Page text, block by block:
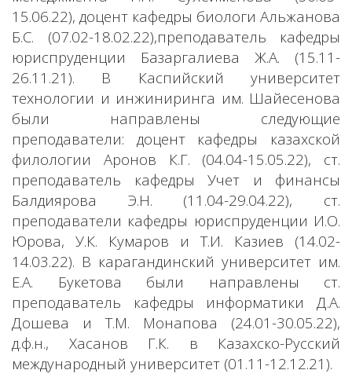
15.06.22), доцент кафедры биологи Альжанова
Б.С. (07.02-18.02.22),преподаватель кафедры
юриспруденции Базаргалиева Ж.А. (15.11-
26.11.21). В Каспийский университет
технологии и инжиниринга им. Шайесенова
были направлены следующие
преподаватели: доцент кафедры казахской
филологии Аронов К.Г. (04.04-15.05.22), ст.
преподаватель кафедры Учет и финансы
Балдиярова Э.Н. (11.04-29.04.22), ст.
преподаватели кафедры юриспруденции И.О.
Юрова, У.К. Кумаров и Т.И. Казиев (14.02-
14.03.22). В карагандинский университет им.
Е.А. Букетова были направлены ст.
преподаватель кафедры информатики Д.А.
Дошева и Т.М. Монапова (24.01-30.05.22),
д.ф.н., Хасанов Г.К. в Казахско-Русский
международный университет (01.11-12.12.21).